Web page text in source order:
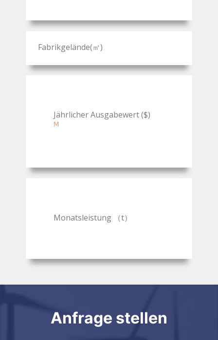
Fabrikgelände(㎡)
Jährlicher Ausgabewert ($)
M
Monatsleistung （t）
Anfrage stellen